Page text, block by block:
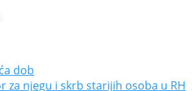
dob
za njegu i skrb starijih osoba u RH